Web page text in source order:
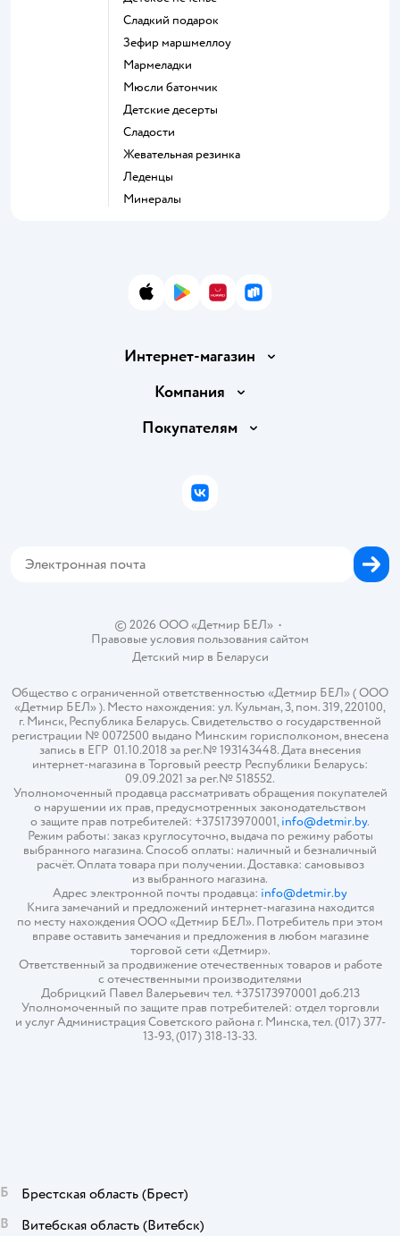
сладкий подарок
зефир маршмеллоу
мармеладки
мюсли батончик
детские десерты
сладости
жевательная резинка
леденцы
Минералы
App StoreGoogle Play
AppGallery
RuStore
Интернет-магазин
Доставка и оплата
Правила продажи
Политика использования файлов cookie
Компания
Вакансии
Покупателям
Бонусные карты
© 2026 ООО «Детмир БЕЛ»•
Правовые условия пользования сайтом
Детский мир в Беларуси
Общество с ограниченной ответственностью «Детмир БЕЛ» ( ООО
«Детмир БЕЛ» ). Место нахождения: ул. Кульман, 3, пом. 319, 220100,
г. Минск, Республика Беларусь. Свидетельство о государственной
регистрации № 0072500 выдано Минским горисполкомом, внесена
запись в ЕГР 01.10.2018 за рег.№ 193143448. Дата внесения
интернет-магазина в Торговый реестр Республики Беларусь:
09.09.2021 за рег.№ 518552.
Уполномоченный продавца рассматривать обращения покупателей
о нарушении их прав, предусмотренных законодательством
о защите прав потребителей: +375173970001,info@detmir.by.
Режим работы: заказ круглосуточно, выдача по режиму работы
выбранного магазина. Способ оплаты: наличный и безналичный
расчёт. Оплата товара при получении. Доставка: самовывоз
из выбранного магазина.
Адрес электронной почты продавца: info@detmir.by
Книга замечаний и предложений интернет-магазина находится
по месту нахождения ООО «Детмир БЕЛ». Потребитель при этом
вправе оставить замечания и предложения в любом магазине
торговой сети «Детмир».
Ответственный за продвижение отечественных товаров и работе
с отечественными производителями
Добрицкий Павел Валерьевич тел. +375173970001 доб.213
Уполномоченный по защите прав потребителей: отдел торговли
и услуг Администрация Советского района г. Минска, тел. (017) 377-
13-93, (017) 318-13-33.
ВКонтакте
Б Брестская область (Брест)
В
Витебская область (Витебск)